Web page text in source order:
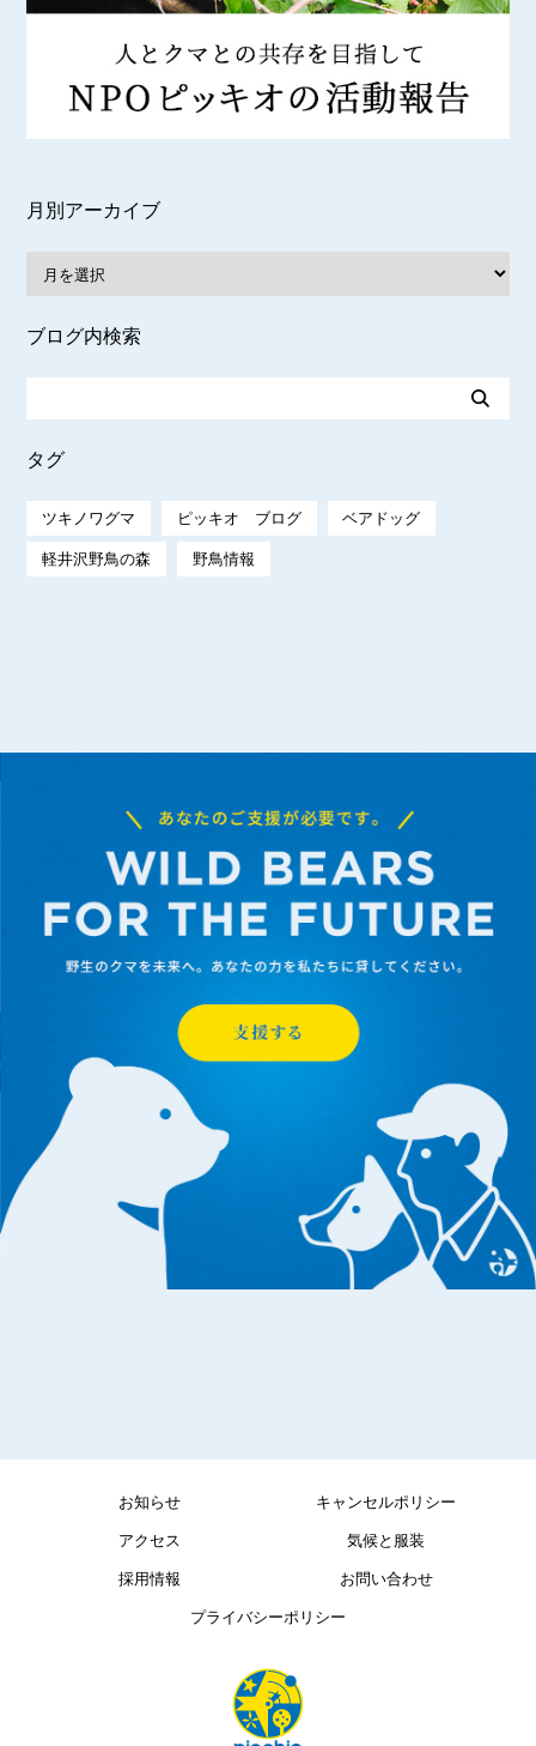
月別アーカイブ
ブログ内検索
タグ
ツキノワグマ ピッキオ ブログ ベアドッグ
軽井沢野鳥の森 野鳥情報
お知らせ キャンセルポリシー
アクセス 気候と服装
採用情報 お問い合わせ
プライバシーポリシー